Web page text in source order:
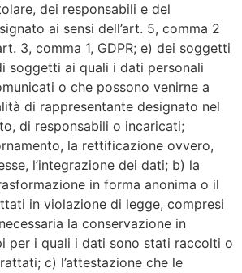
dei responsabili e del
ai sensi dell’art. 5, comma 2
3, comma 1, GDPR; e) dei soggetti
soggetti ai quali i dati personali
o che possono venirne a
di rappresentante designato nel
di responsabili o incaricati;
la rettificazione ovvero,
l’integrazione dei dati; b) la
in forma anonima o il
in violazione di legge, compresi
la conservazione in
per i quali i dati sono stati raccolti o
c) l’attestazione che le